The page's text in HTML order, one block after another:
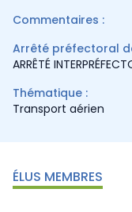
Commentaires :
Arrêté préfectoral
ARRÊTÉ
Thématique :
Transport aérien
ÉLUS MEMBRES